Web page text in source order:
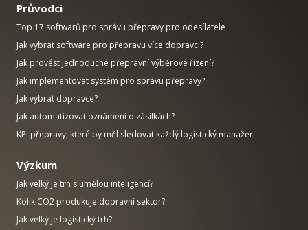
Průvodci
Top 17 softwarů pro správu přepravy pro odesílatele
Jak vybrat software pro přepravu více dopravci?
Jak provést jednoduché přepravní výběrové řízení?
Jak implementovat systém pro správu přepravy?
Jak vybrat dopravce?
Jak automatizovat oznámení o zásilkách?
KPI přepravy, které by měl sledovat každý logistický manažer
Výzkum
Jak velký je trh s umělou inteligencí?
Kolik CO2 produkuje dopravní sektor?
Jak velký je logistický trh?